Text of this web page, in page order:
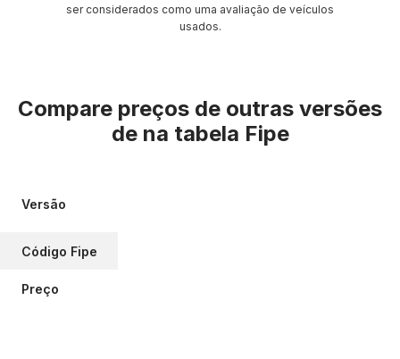
ser considerados como uma avaliação de veículos
usados.
Compare preços de outras versões
de na tabela Fipe
Versão
Código Fipe
Preço